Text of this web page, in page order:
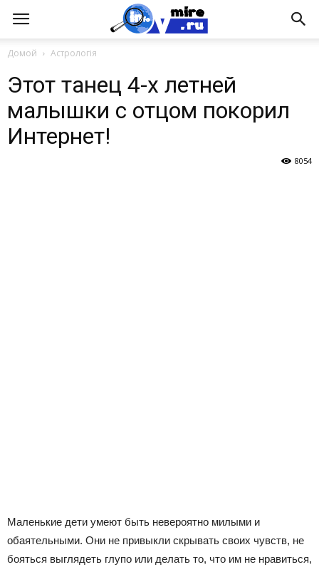
Домой Астрологія
Этот танец 4-х летней
малышки с отцом покорил
Интернет!
8054
Маленькие дети умеют быть невероятно милыми и
обаятельными. Они не привыкли скрывать своих чувств, не
бояться выглядеть глупо или делать то, что им не нравиться,